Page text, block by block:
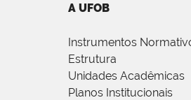
A UFOB
Instrumentos
Estrutura
Unidades Acadêmicas
Planos Institucionais